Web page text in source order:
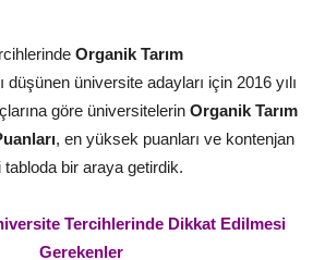
Organik Tarım
düşünen üniversite adayları için 2016 yılı
göre üniversitelerin Organik Tarım
, en yüksek puanları ve kontenjan
tabloda bir araya getirdik.
Tercihlerinde Dikkat Edilmesi
Gerekenler